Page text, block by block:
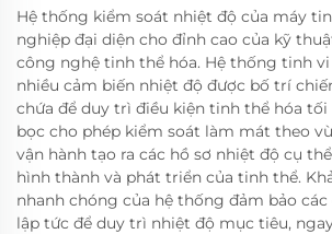
Hệ thống kiểm soát nhiệt độ của máy
nghiệp đại diện cho đỉnh cao của kỹ
công nghệ tinh thể hóa. Hệ thống tinh
nhiều cảm biến nhiệt độ được bố trí
chứa để duy trì điều kiện tinh thể hóa tối
bọc cho phép kiểm soát làm mát theo
vận hành tạo ra các hồ sơ nhiệt độ cụ
hình thành và phát triển của tinh thể.
nhanh chóng của hệ thống đảm bảo
lập tức để duy trì nhiệt độ mục tiêu,